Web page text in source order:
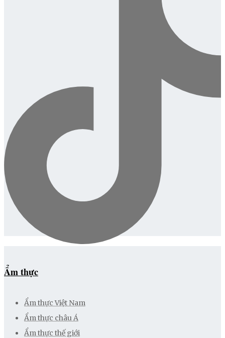
Ẩm thực
Ẩm thực Việt Nam
Ẩm thực châu Á
Ẩm thực thế giới